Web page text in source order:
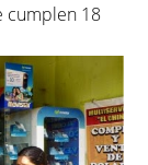
cumplen 18